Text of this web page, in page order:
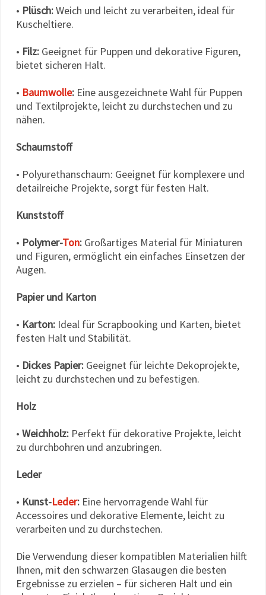
• Plüsch:Weich und leicht zu verarbeiten, ideal für
Kuscheltiere.
• Filz: Geeignet für Puppen und dekorative Figuren,
bietet sicheren Halt.
• Baumwolle: Eine ausgezeichnete Wahl für Puppen
und Textilprojekte, leicht zu durchstechen und zu
nähen.
Schaumstoff
• Polyurethanschaum: Geeignet für komplexere und
detailreiche Projekte, sorgt für festen Halt.
Kunststoff
• Polymer-Ton: Großartiges Material für Miniaturen
und Figuren, ermöglicht ein einfaches Einsetzen der
Augen.
Papier und Karton
• Karton: Ideal für Scrapbooking und Karten, bietet
festen Halt und Stabilität.
• Dickes Papier: Geeignet für leichte Dekoprojekte,
leicht zu durchstechen und zu befestigen.
Holz
• Weichholz: Perfekt für dekorative Projekte, leicht
zu durchbohren und anzubringen.
Leder
• Kunst-Leder: Eine hervorragende Wahl für
Accessoires und dekorative Elemente, leicht zu
verarbeiten und zu durchstechen.
Die Verwendung dieser kompatiblen Materialien hilft
Ihnen, mit den schwarzen Glasaugen die besten
Ergebnisse zu erzielen – für sicheren Halt und ein